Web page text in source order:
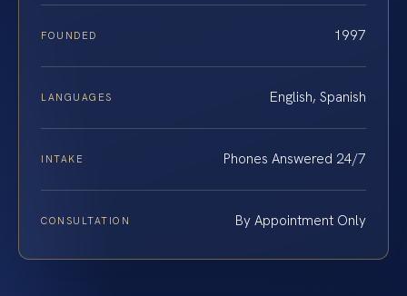
FOUNDED 1997
LANGUAGES English, Spanish
INTAKE Phones Answered 24/7
CONSULTATION By Appointment Only